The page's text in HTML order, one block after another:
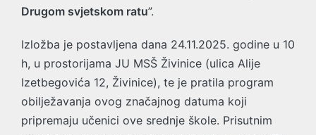
Drugom svjetskom ratu”.
Izložba je postavljena dana 24.11.2025. godine u 10
h, u prostorijama JU MSŠ Živinice (ulica Alije
Izetbegovića 12, Živinice), te je pratila program
obilježavanja ovog značajnog datuma koji
pripremaju učenici ove srednje škole. Prisutnim